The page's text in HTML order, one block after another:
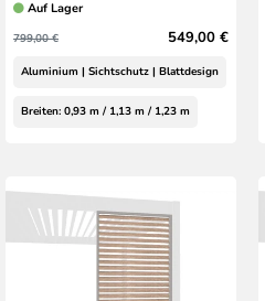
Auf Lager
799,00 € 549,00 €
Aluminium | Sichtschutz | Blattdesign
Breiten: 0,93 m / 1,13 m / 1,23 m